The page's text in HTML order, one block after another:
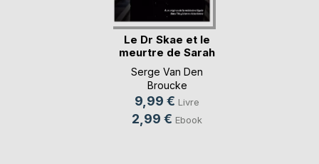
Le Dr Skae et le
meurtre de Sarah
Hart
Serge Van Den
Broucke
9,99 € Livre
2,99 € Ebook